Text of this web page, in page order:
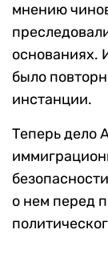
мнению
основаниях.
было
инстанции.
Теперь дело
о нем перед